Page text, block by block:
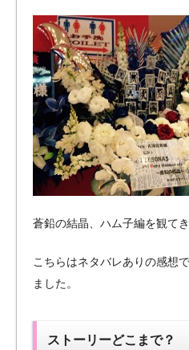
蒼鉛の結晶、ハム子編を観てき
こちらはネタバレありの感想
ました。
ストーリーどこまで？